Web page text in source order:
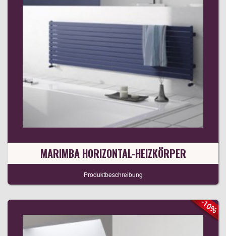
MARIMBA HORIZONTAL-HEIZKÖRPER
Produktbeschreibung